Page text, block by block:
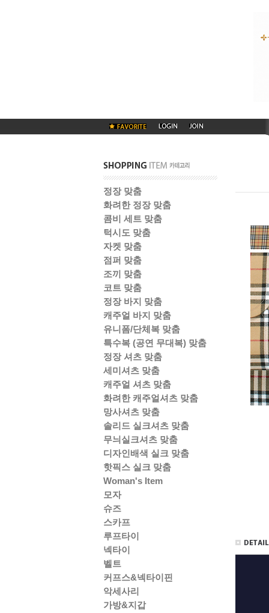
정장 맞춤
화려한 정장 맞춤
콤비 세트 맞춤
턱시도 맞춤
자켓 맞춤
점퍼 맞춤
조끼 맞춤
코트 맞춤
정장 바지 맞춤
캐주얼 바지 맞춤
유니폼/단체복 맞춤
특수복 (공연 무대복) 맞춤
정장 셔츠 맞춤
세미셔츠 맞춤
캐주얼 셔츠 맞춤
화려한 캐주얼셔츠 맞춤
망사셔츠 맞춤
솔리드 실크셔츠 맞춤
무늬실크셔츠 맞춤
디자인배색 실크 맞춤
핫픽스 실크 맞춤
Woman's Item
모자
슈즈
스카프
루프타이
넥타이
벨트
커프스&넥타이핀
악세사리
가방&지갑